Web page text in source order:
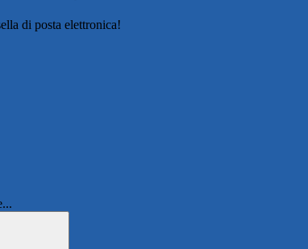
di posta elettronica!